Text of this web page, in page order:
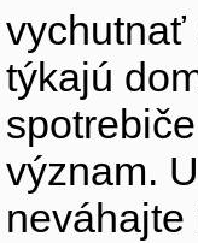
vychutnať
týkajú
význam.